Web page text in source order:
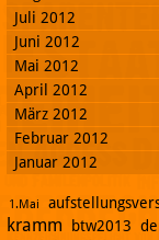
Juli 2012
Juni 2012
Mai 2012
April 2012
März 2012
Februar 2012
Januar 2012
1.Mai
kramm
btw2013